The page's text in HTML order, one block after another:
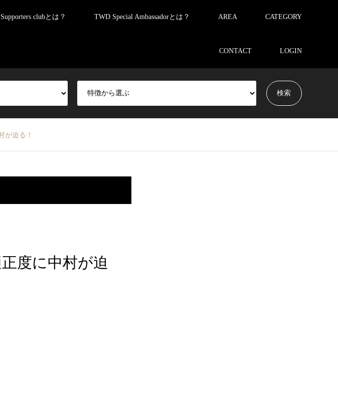
clubとは？ TWD Special Ambassadorとは？ AREA CATEGORY
CONTACT LOGIN
が迫る！
正度に中村が迫